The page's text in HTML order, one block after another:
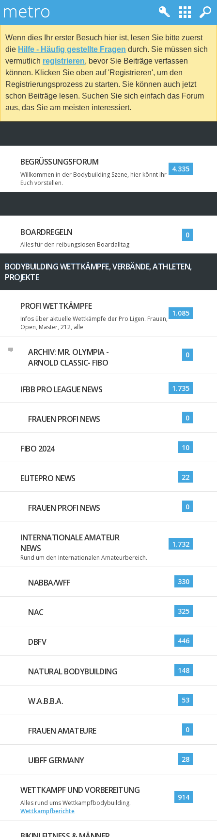
Wenn dies Ihr erster Besuch hier ist, lesen Sie bitte zuerst
die Hilfe - Häufig gestellte Fragen durch. Sie müssen sich
vermutlich registrieren, bevor Sie Beiträge verfassen
können. Klicken Sie oben auf 'Registrieren', um den
Registrierungsprozess zu starten. Sie können auch jetzt
schon Beiträge lesen. Suchen Sie sich einfach das Forum
aus, das Sie am meisten interessiert.
BEGRÜSSUNGSFORUM
Willkommen in der Bodybuilding Szene, hier könnt Ihr
Euch vorstellen.
4.335
BOARDREGELN
Alles für den reibungslosen Boardalltag
0
BODYBUILDING WETTKÄMPFE, VERBÄNDE, ATHLETEN,
PROJEKTE
PROFI WETTKÄMPFE
Infos über aktuelle Wettkämpfe der Pro Ligen. Frauen,
Open, Master, 212, alle
1.085
ARCHIV: MR. OLYMPIA -
ARNOLD CLASSIC- FIBO
0
IFBB PRO LEAGUE NEWS 1.735
FRAUEN PROFI NEWS 0
FIBO 2024 10
ELITEPRO NEWS 22
FRAUEN PROFI NEWS 0
INTERNATIONALE AMATEUR
NEWS
Rund um den Internationalen Amateurbereich.
1.732
NABBA/WFF 330
NAC 325
DBFV 446
NATURAL BODYBUILDING 148
W.A.B.B.A. 53
FRAUEN AMATEURE 0
UIBFF GERMANY 28
WETTKAMPF UND VORBEREITUNG
Alles rund ums Wettkampfbodybuilding.
Wettkampfberichte
914